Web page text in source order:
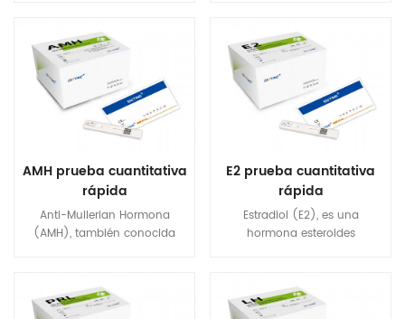
refleja la tiroides Gland
Capacidad para funcionar
mejor la tiroides glándula. TT3
Es un indicador importante
del hipertiroidismo temprano
y el monitoreo del
hipertiroidismo recurrente y el
el crecimiento y la función de
la glándula tiroides. Los
cambios de TSH se observan
antes de la T4 y T3 Durante
meses o años, ya que es de
gran valor para el diagnóstico
de la disfunción tiroidea y las
AMH prueba cuantitativa
rápida
Anti-Mullerian Hormona
(AMH), también conocida
hormona de glicoproteína
relacionada estructuralmente
E2 prueba cuantitativa
rápida
Estradiol (E2), es una
hormona esteroides
involucrado en la regulación
de los ciclos reproductivos al